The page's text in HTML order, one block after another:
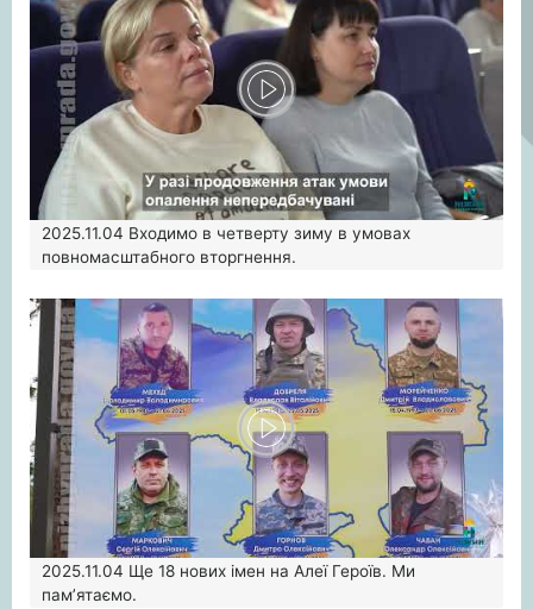
2025.11.04 Входимо в четверту зиму в умовах
повномасштабного вторгнення.
2025.11.04 Ще 18 нових імен на Алеї Героїв. Ми
пам’ятаємо.